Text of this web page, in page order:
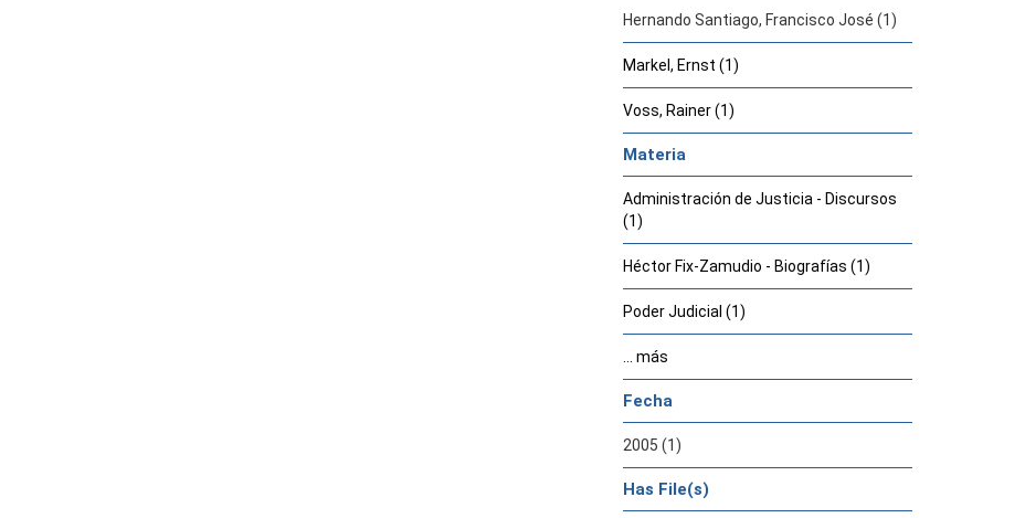
Hernando Santiago, Francisco José (1)
Markel, Ernst (1)
Voss, Rainer (1)
Materia
Administración de Justicia - Discursos
(1)
Héctor Fix-Zamudio - Biografías (1)
Poder Judicial (1)
... más
Fecha
2005 (1)
Has File(s)